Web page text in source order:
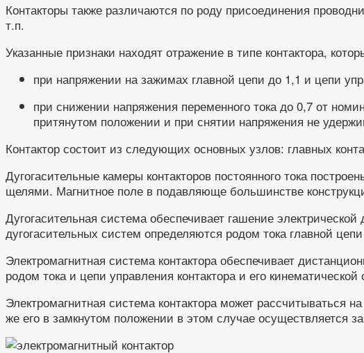
Контакторы также различаются по роду присоединения
т.п.
Указанные признаки находят отражение в типе контактора,
при напряжении на зажимах главной цепи до 1,1 и цепи
при снижении напряжения переменного тока до 0,7 от
притянутом положении и при снятии напряжения не
Контактор состоит из следующих основных узлов: главных
Дугогасительные камеры контакторов постоянного тока
щелями. Магнитное поле в подавляюще большинстве
Дугогасительная система обеспечивает гашение
дугогасительных систем определяются родом тока главной
Электромагнитная система контактора обеспечивает
родом тока и цепи управления контактора и его
Электромагнитная система контактора может рассчитываться
же его в замкнутом положении в этом случае осуществляется